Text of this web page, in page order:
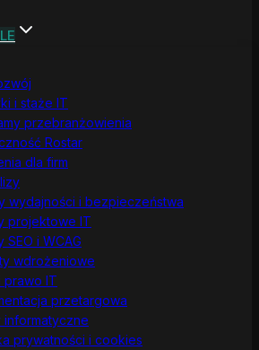
i staże IT
przebranżowienia
Rostar
dla firm
wydajności i bezpieczeństwa
projektowe IT
SEO i WCAG
wdrożeniowe
prawo IT
przetargowa
informatyczne
prywatności i cookies